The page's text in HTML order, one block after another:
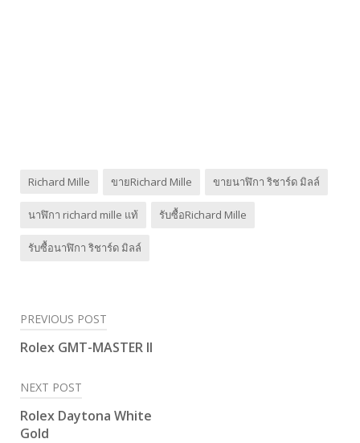
Richard Mille ขายRichard Mille ขายนาฬิกา ริชาร์ด มิลล์
นาฬิกา richard mille แท้ รับซื้อRichard Mille
รับซื้อนาฬิกา ริชาร์ด มิลล์
Post
PREVIOUS POST
Rolex GMT-MASTER II
NEXT POST
Rolex Daytona White
Gold